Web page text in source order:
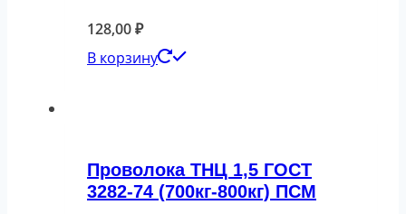
128,00₽
В корзину
Проволока ТНЦ 1,5 ГОСТ
3282-74 (700кг-800кг) ПСМ